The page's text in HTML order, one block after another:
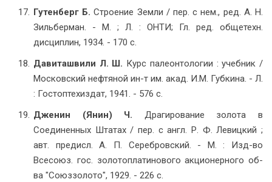
Гутенберг Б.Строение Земли / пер. с нем., ред. А. Н.
Зильберман. - М. ; Л. : ОНТИ; Гл. ред. общетехн.
дисциплин, 1934. - 170 с.
Давиташвили Л. Ш. Курс палеонтологии : учебник /
Московский нефтяной ин-т им. акад. И.М. Губкина. - Л.
: Гостоптехиздат, 1941. - 576 с.
Дженин (Янин) Ч. Драгирование золота в
Соединенных Штатах / пер. с англ. Р. Ф. Левицкий ;
авт. предисл. А. П. Серебровский. - М. : Изд-во
Всесоюз. гос. золотоплатинового акционерного об-
ва "Союззолото", 1929. - 226 с.